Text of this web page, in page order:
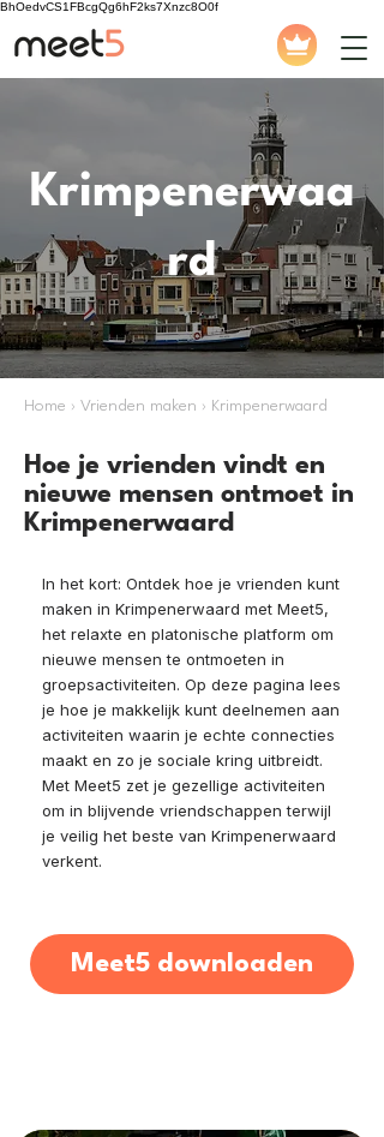
BhOedvCS1FBcgQg6hF2ks7Xnzc8O0f
Krimpenerwaa
rd
Home › Vrienden maken › Krimpenerwaard
Hoe je vrienden vindt en
nieuwe mensen ontmoet in
Krimpenerwaard
In het kort: Ontdek hoe je vrienden kunt
maken in Krimpenerwaard met Meet5,
het relaxte en platonische platform om
nieuwe mensen te ontmoeten in
groepsactiviteiten. Op deze pagina lees
je hoe je makkelijk kunt deelnemen aan
activiteiten waarin je echte connecties
maakt en zo je sociale kring uitbreidt.
Met Meet5 zet je gezellige activiteiten
om in blijvende vriendschappen terwijl
je veilig het beste van Krimpenerwaard
verkent.
Meet5 downloaden